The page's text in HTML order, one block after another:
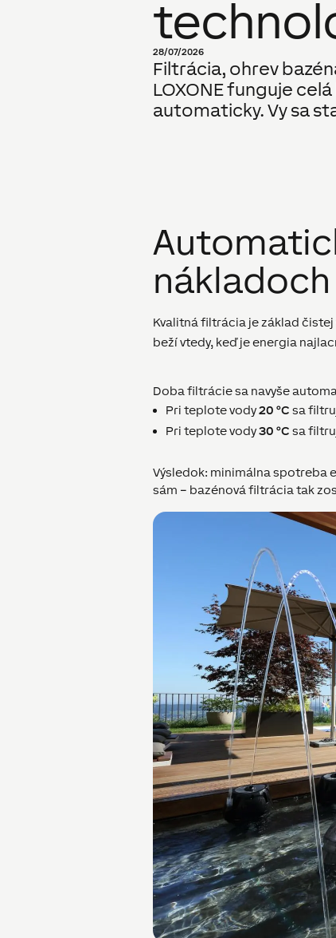
28/07/2026
Filtrácia, ohrev
LOXONE funguje
automaticky. Vy sa
nákladoch
Kvalitná filtrácia je základ
beží vtedy, keď je energia
Doba filtrácie sa navyše
Pri teplote vody20 °C sa
Pri teplote vody30 °C sa
Výsledok: minimálna spotreba
sám – bazénová filtrácia tak